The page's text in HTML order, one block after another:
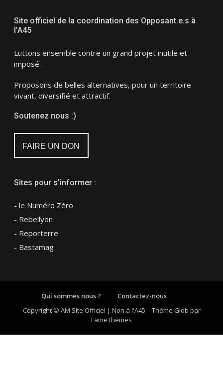
Site officiel de la coordination des Opposant.e.s à
l’A45
Luttons ensemble contre un grand projet inutile et
imposé.
Proposons de belles alternatives, pour un territoire
vivant, diversifié et attractif.
Soutenez nous :)
FAIRE UN DON
Sites pour s’informer :
- le Numéro Zéro
- Rebellyon
- Reporterre
- Bastamag
Qui sommes nous ?
Contactez-nous
Copyright © AM Site Officiel | Non à l'A45 – Thème Glob par
FameThemes